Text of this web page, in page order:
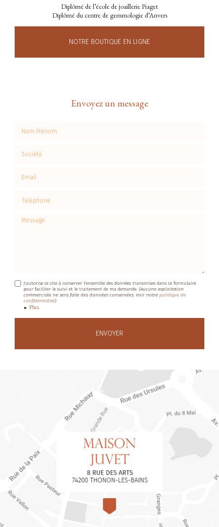
Diplômé de l’école de joaillerie Piaget
Diplômé du centre de gemmologie d’Anvers
NOTRE BOUTIQUE EN LIGNE
Envoyez un message
Message
J'autorise ce site à conserver l'ensemble des données transmises dans ce formulaire
pour faciliter le suivi et le traitement de ma demande.(Aucune exploitation
commerciale ne sera faite des données conservées. Voir notrepolitique de
confidentialité)
Plus